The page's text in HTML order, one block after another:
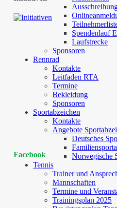
Spendenlauf
Laufstrecke
Sponsoren
Rennrad
Kontakte
Leitfaden RTA
Termine
Bekleidung
Sponsoren
Sportabzeichen
Kontakte
Angebote
Deutsches
Norwegische
Tennis
Trainer und
Mannschaften
Termine und
Trainingsplan 2025
Facebook